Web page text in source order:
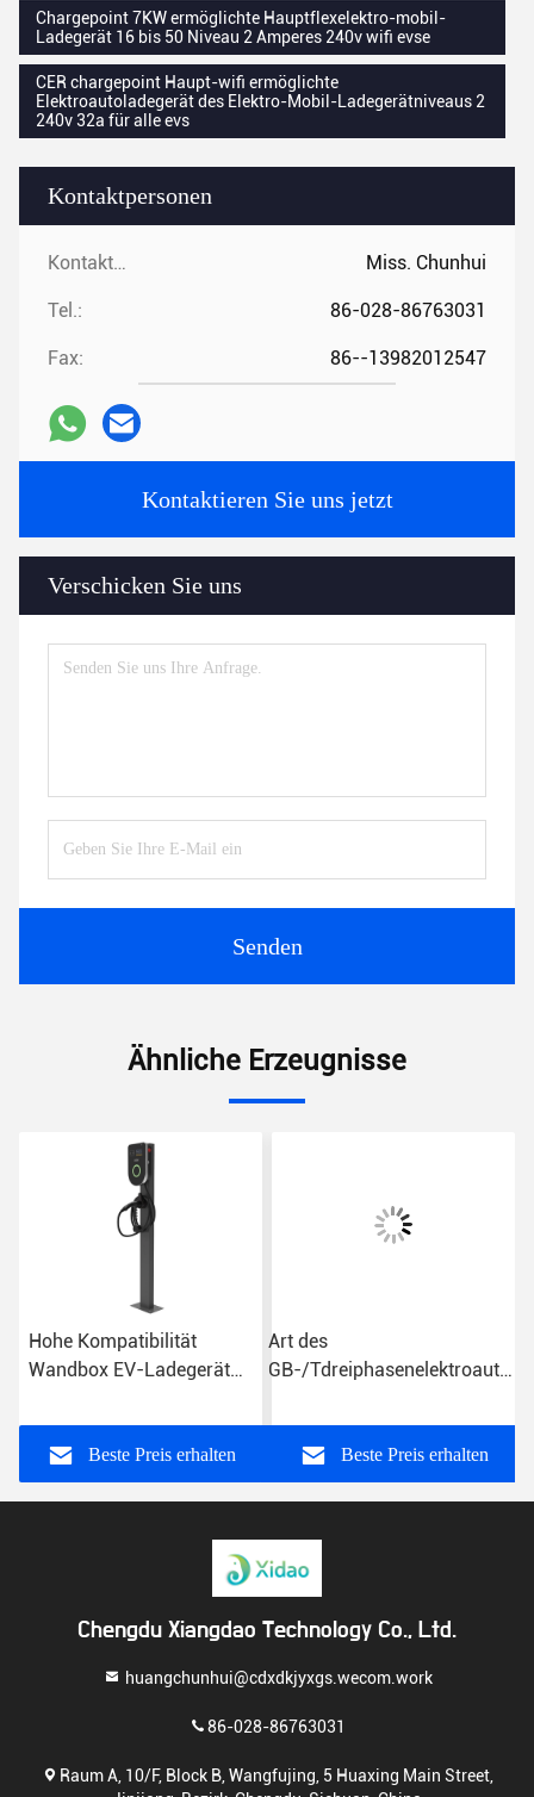
Kontaktpersonen
Kontaktpersonen: Miss. Chunhui
Tel.: 86-028-86763031
Fax: 86--13982012547
Kontaktieren Sie uns jetzt
Verschicken Sie uns
Senden
Chargepoint 7KW ermöglichte Hauptflexelektro-mobil-
Ladegerät 16 bis 50 Niveau 2 Amperes 240v wifi evse
CER chargepoint Haupt-wifi ermöglichte
Elektroautoladegerät des Elektro-Mobil-Ladegerätniveaus 2
240v 32a für alle evs
Ähnliche Erzeugnisse
Hohe Kompatibilität
Wandbox EV-Ladegerät
Ladestation
Beste Preis erhalten
Art des
GB-/Tdreiphasenelektroauto-
Hauptaufladungspunkt
Beste Preis erhalten
Chengdu Xiangdao Technology Co., Ltd.
huangchunhui@cdxdkjyxgs.wecom.work
86-028-86763031
Raum A, 10/F, Block B, Wangfujing, 5 Huaxing Main Street,